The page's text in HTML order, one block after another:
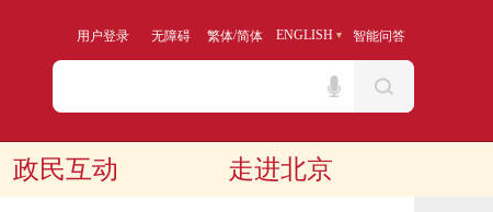
用户登录 无障碍 繁体/简体 ENGLISH 智能问答
政民互动 走进北京